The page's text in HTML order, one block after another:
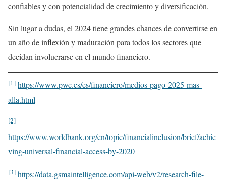
confiables y con potencialidad de crecimiento y diversificación.
Sin lugar a dudas, el 2024 tiene grandes chances de convertirse en
un año de inflexión y maduración para todos los sectores que
decidan involucrarse en el mundo financiero.
[1] https://www.pwc.es/es/financiero/medios-pago-2025-mas-
alla.html
[2]
https://www.worldbank.org/en/topic/financialinclusion/brief/achie
ving-universal-financial-access-by-2020
[3] https://data.gsmaintelligence.com/api-web/v2/research-file-